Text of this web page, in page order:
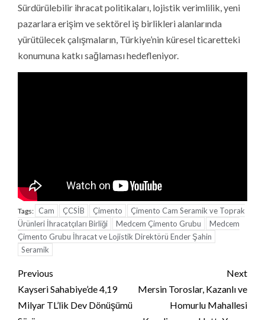
Sürdürülebilir ihracat politikaları, lojistik verimlilik, yeni
pazarlara erişim ve sektörel iş birlikleri alanlarında
yürütülecek çalışmaların, Türkiye’nin küresel ticaretteki
konumuna katkı sağlaması hedefleniyor.
Tags: Cam ÇCSİB Çimento
Çimento Cam Seramik ve Toprak
Ürünleri İhracatçıları Birliği
Medcem Çimento Grubu
Medcem
Çimento Grubu İhracat ve Lojistik Direktörü Ender Şahin
Seramik
Continue
Reading
Previous
Kayseri Sahabiye’de 4,19
Milyar TL’lik Dev Dönüşümü
Next
Mersin Toroslar, Kazanlı ve
Homurlu Mahallesi